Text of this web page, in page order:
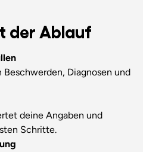
der Ablauf
Diagnosen und
deine Angaben und
Schritte.